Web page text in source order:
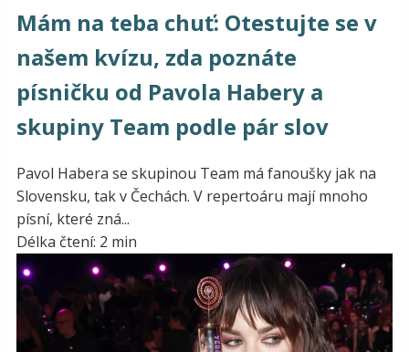
Mám na teba chuť: Otestujte se v
našem kvízu, zda poznáte
písničku od Pavola Habery a
skupiny Team podle pár slov
Pavol Habera se skupinou Team má fanoušky jak na
Slovensku, tak v Čechách. V repertoáru mají mnoho
písní, které zná...
Délka čtení: 2 min